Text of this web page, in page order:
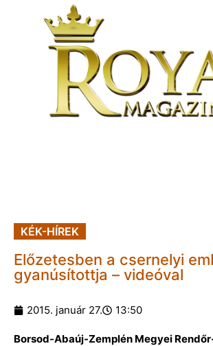
KÉK-HÍREK
Előzetesben a csernelyi
gyanúsítottja – videóval
2015. január 27. 13:50
Borsod-Abaúj-Zemplén Megyei